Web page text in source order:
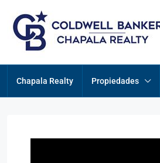
Chapala Realty Propiedades